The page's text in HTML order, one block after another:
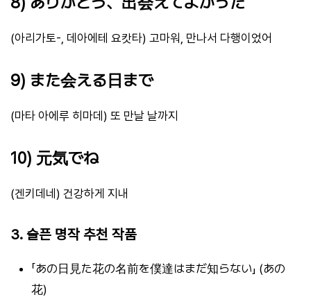
(아리가토-, 데아에테 요캇타) 고마워, 만나서 다행이었어
9) また会える日まで
(마타 아에루 히마데) 또 만날 날까지
10) 元気でね
(겐키데네) 건강하게 지내
3. 슬픈 명작 추천 작품
「あの日見た花の名前を僕達はまだ知らない」 (あの
花)